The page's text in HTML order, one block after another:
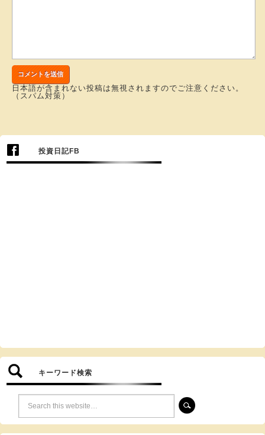
日本語が含まれない投稿は無視されますのでご注意ください。
（スパム対策）
投資日記FB
キーワード検索